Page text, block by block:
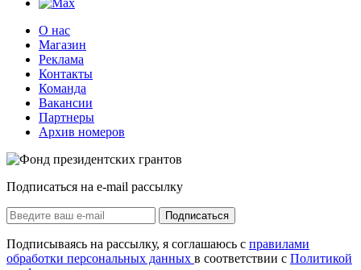
О нас
Магазин
Реклама
Контакты
Команда
Вакансии
Партнеры
Архив номеров
Подписаться на e-mail рассылку
Подписаться
Подписываясь на рассылку, я соглашаюсь с правилами
обработки персональных данных в соответствии с Политикой